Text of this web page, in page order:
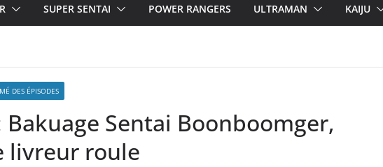
SUPER SENTAI POWER RANGERS ULTRAMAN KAIJU
DES ÉPISODES
Sentai Boonboomger,
livreur roule